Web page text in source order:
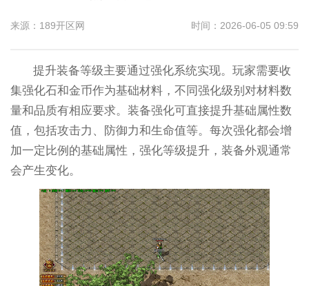
来源：189开区网 时间：2026-06-05 09:59
提升装备等级主要通过强化系统实现。玩家需要收
集强化石和金币作为基础材料，不同强化级别对材料数
量和品质有相应要求。装备强化可直接提升基础属性数
值，包括攻击力、防御力和生命值等。每次强化都会增
加一定比例的基础属性，强化等级提升，装备外观通常
会产生变化。